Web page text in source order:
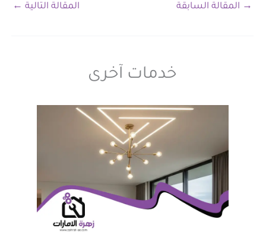
→ المقالة السابقة المقالة التالية ←
خدمات آخرى